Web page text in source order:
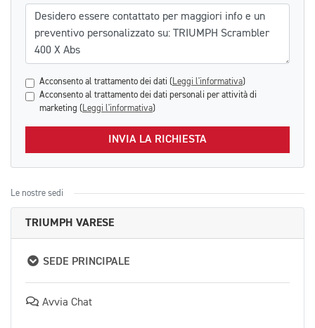
Messaggio
Acconsento al trattamento dei dati ( Leggi l'informativa)
Acconsento al trattamento dei dati personali per attività di
marketing ( Leggi l'informativa)
INVIA LA RICHIESTA
Le nostre sedi
TRIUMPH VARESE
SEDE PRINCIPALE
Avvia Chat